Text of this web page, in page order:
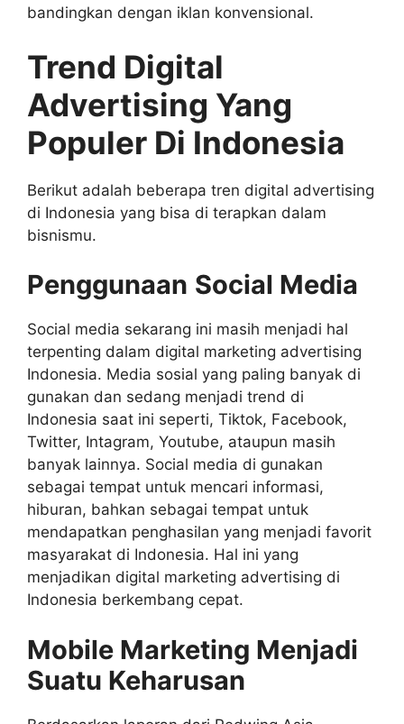
bandingkan dengan iklan konvensional.
Trend Digital
Advertising Yang
Populer Di Indonesia
Berikut adalah beberapa tren digital advertising
di Indonesia yang bisa di terapkan dalam
bisnismu.
Penggunaan Social Media
Social media sekarang ini masih menjadi hal
terpenting dalam digital marketing advertising
Indonesia. Media sosial yang paling banyak di
gunakan dan sedang menjadi trend di
Indonesia saat ini seperti, Tiktok, Facebook,
Twitter, Intagram, Youtube, ataupun masih
banyak lainnya. Social media di gunakan
sebagai tempat untuk mencari informasi,
hiburan, bahkan sebagai tempat untuk
mendapatkan penghasilan yang menjadi favorit
masyarakat di Indonesia. Hal ini yang
menjadikan digital marketing advertising di
Indonesia berkembang cepat.
Mobile Marketing Menjadi
Suatu Keharusan